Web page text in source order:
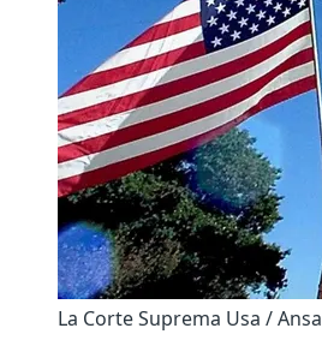
La Corte Suprema Usa / Ansa